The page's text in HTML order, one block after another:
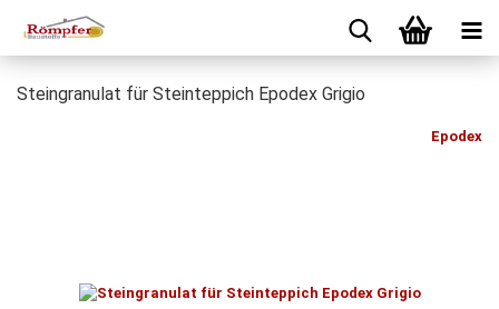
Steingranulat für Steinteppich Epodex Grigio
Epodex